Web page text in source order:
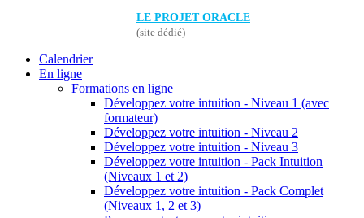
LE PROJET ORACLE
(site dédié)
Calendrier
En ligne
Formations en ligne
Développez votre intuition - Niveau 1 (avec
formateur)
Développez votre intuition - Niveau 2
Développez votre intuition - Niveau 3
Développez votre intuition - Pack Intuition
(Niveaux 1 et 2)
Développez votre intuition - Pack Complet
(Niveaux 1, 2 et 3)